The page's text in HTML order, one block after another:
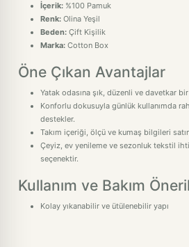
İçerik: %100 Pamuk
Renk: Olina Yeşil
Beden: Çift Kişilik
Marka: Cotton Box
Öne Çıkan Avantajlar
Yatak odasına şık, düzenli ve davetkar bir
Konforlu dokusuyla günlük kullanımda
destekler.
Takım içeriği, ölçü ve kumaş bilgileri satın
Çeyiz, ev yenileme ve sezonluk tekstil
seçenektir.
Kullanım ve Bakım
Kolay yıkanabilir ve ütülenebilir yapı